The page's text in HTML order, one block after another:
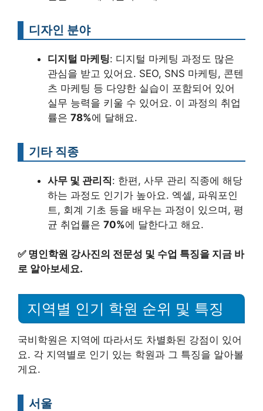
디자인 분야
디지털 마케팅: 디지털 마케팅 과정도 많은
관심을 받고 있어요. SEO, SNS 마케팅, 콘텐
츠 마케팅 등 다양한 실습이 포함되어 있어
실무 능력을 키울 수 있어요. 이 과정의 취업
률은 78%에 달해요.
기타 직종
사무 및 관리직: 한편, 사무 관리 직종에 해당
하는 과정도 인기가 높아요. 엑셀, 파워포인
트, 회계 기초 등을 배우는 과정이 있으며, 평
균 취업률은 70%에 달한다고 해요.
✅ 명인학원 강사진의 전문성 및 수업 특징을 지금 바
로 알아보세요.
지역별 인기 학원 순위 및 특징
국비학원은 지역에 따라서도 차별화된 강점이 있어
요. 각 지역별로 인기 있는 학원과 그 특징을 알아볼
게요.
서울